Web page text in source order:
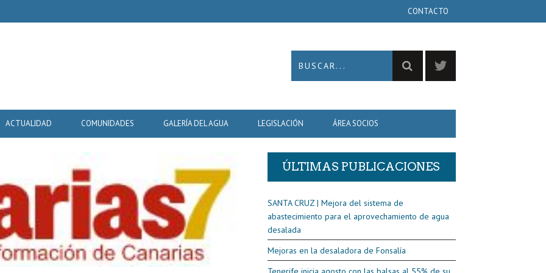
CONTACTO
ACTUALIDAD COMUNIDADES GALERÍA DEL AGUA LEGISLACIÓN ÁREA SOCIOS
ÚLTIMAS PUBLICACIONES
SANTA CRUZ | Mejora del sistema de
abastecimiento para el aprovechamiento de agua
desalada
Mejoras en la desaladora de Fonsalía